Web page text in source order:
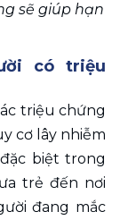
sẽ giúp hạn
có triệu
triệu chứng
cơ lây nhiễm
biệt trong
trẻ đến nơi
đang mắc